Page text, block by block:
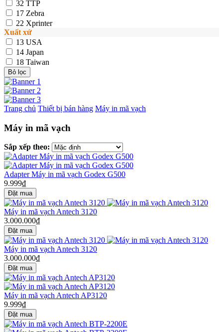
32 TTP
17 Zebra
22 Xprinter
Xuất xứ
13 USA
14 Japan
18 Taiwan
Trang chủ Thiết bị bán hàng Máy in mã vạch
Máy in mã vạch
Sắp xếp theo:
Adapter Máy in mã vạch Godex G500
9.999₫
Máy in mã vạch Antech 3120
3.000.000₫
Máy in mã vạch Antech 3120
3.000.000₫
Máy in mã vạch Antech AP3120
9.999₫